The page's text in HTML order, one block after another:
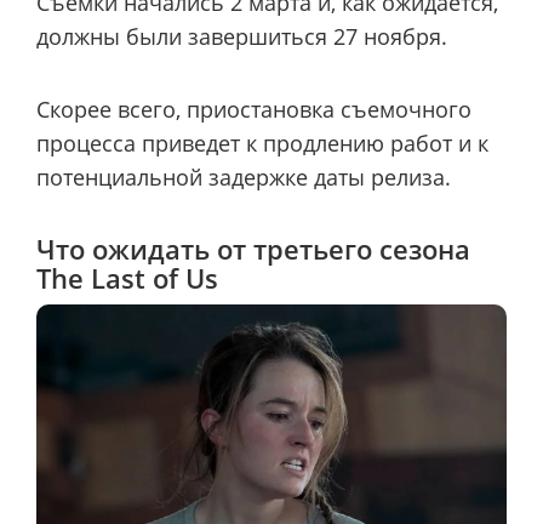
должны были завершиться 27 ноября.
Скорее всего, приостановка съемочного
процесса приведет к продлению работ и к
потенциальной задержке даты релиза.
Что ожидать от третьего сезона
The Last of Us